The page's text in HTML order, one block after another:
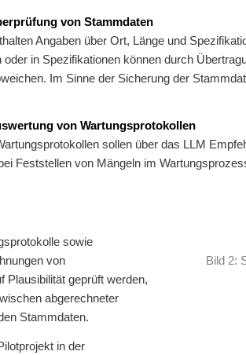
von Stammdaten
Angaben über Ort, Länge und
in Spezifikationen können durch
Im Sinne der Sicherung der
von Wartungsprotokollen
sollen über das LLM
Feststellen von Mängeln im
sowie
von
Plausibilität geprüft werden,
abgerechneter
Stammdaten.
in der
Bild 2: